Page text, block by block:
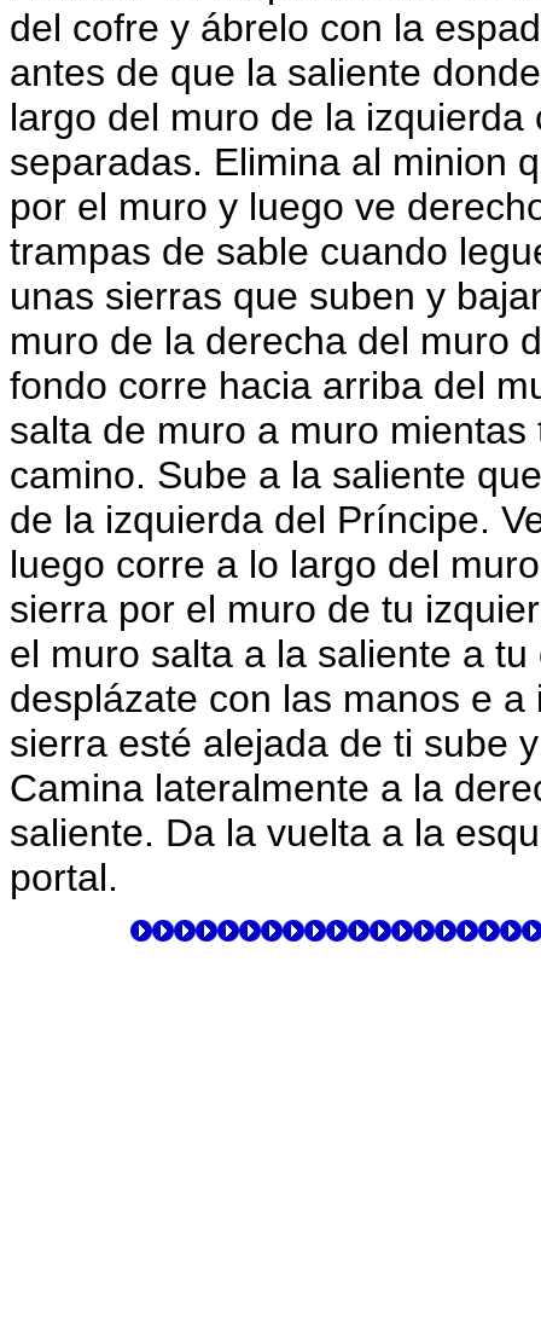
del cofre y ábrelo con la
antes de que la saliente
largo del muro de la
separadas. Elimina al minion
por el muro y luego ve
trampas de sable cuando
unas sierras que suben y
muro de la derecha del muro
fondo corre hacia arriba del
salta de muro a muro
camino. Sube a la saliente
de la izquierda del Príncipe.
luego corre a lo largo del
sierra por el muro de tu
el muro salta a la saliente a
desplázate con las manos e
sierra esté alejada de ti sube
Camina lateralmente a la
saliente. Da la vuelta a la
portal.